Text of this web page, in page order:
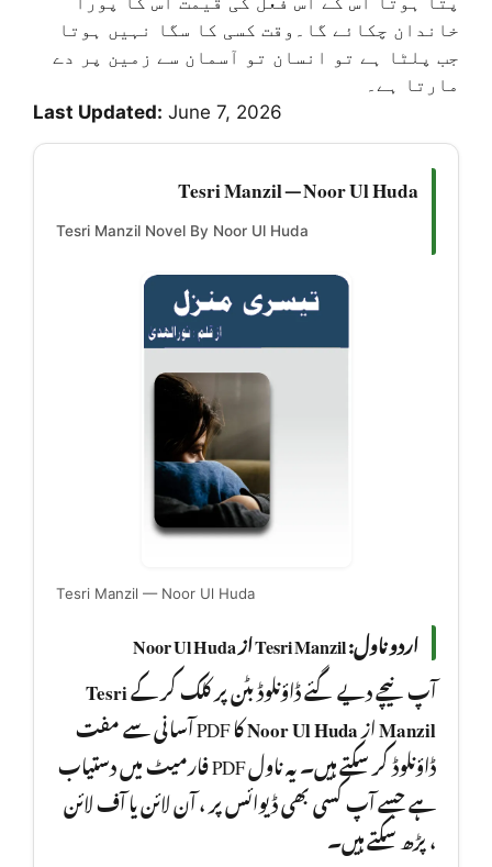
خاندان چکائے گا۔وقت کسی کا سگا نہیں ہوتا
جب پلٹا ہے تو انسان تو آسمان سے زمین پر دے
مارتا ہے۔
Last Updated: June 7, 2026
Tesri Manzil — Noor Ul Huda
Tesri Manzil Novel By Noor Ul Huda
Tesri Manzil — Noor Ul Huda
اردو ناول: Tesri Manzil از Noor Ul Huda
آپ نیچے دیے گئے ڈاؤنلوڈ بٹن پر کلک کر کےTesri
ManzilازNoor Ul Huda
کا PDF آسانی سے مفت
ڈاؤنلوڈ کر سکتے ہیں۔ یہ ناول PDF فارمیٹ میں دستیاب
ہے جسے آپ کسی بھی ڈیوائس پر ، آن لائن یا آف لائن
، پڑھ سکتے ہیں۔